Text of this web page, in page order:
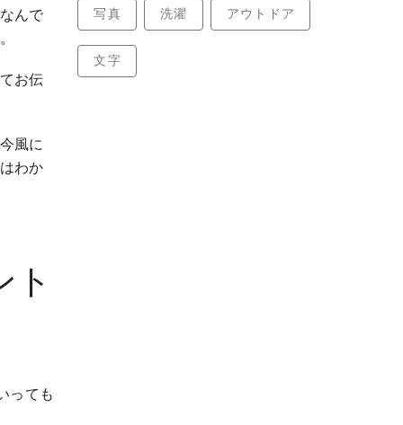
んで
お伝
風に
わか
ト
っても
写真 洗濯 アウトドア
文字